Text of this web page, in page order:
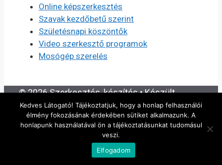
Online képszerkesztés
Szavak kezdőbetű szerint
Születésnapi köszöntők
Video szerkesztő programok
Mosógép szerelés
© 2026 Szerkesztés, készítés• Készült
GeneratePress
Kedves Látogató! Tájékoztatjuk, hogy a honlap felhasználói
élmény fokozásának érdekében sütiket alkalmazunk. A
honlapunk használatával ön a tájékoztatásunkat tudomásul
veszi.
Elfogadom